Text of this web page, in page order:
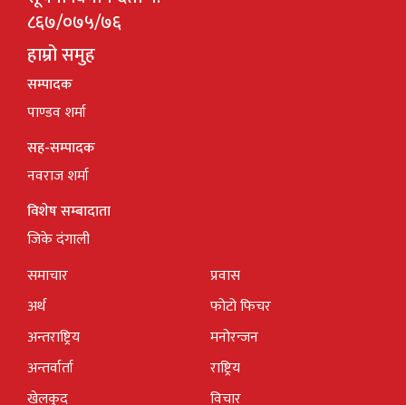
८६७/०७५/७६
हाम्रो समुह
सम्पादक
पाण्डव शर्मा
सह-सम्पादक
नवराज शर्मा
विशेष सम्बादाता
जिके दंगाली
समाचार
अर्थ
अन्तराष्ट्रिय
अन्तर्वार्ता
खेलकुद
प्रवास
फोटो फिचर
मनोरन्जन
राष्ट्रिय
विचार